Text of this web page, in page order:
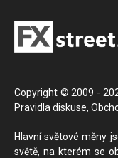
Copyright © 2009 -
Pravidla diskuse,
Hlavní světové měny
světě, na kterém se